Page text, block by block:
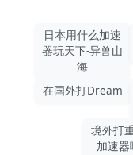
日本用什么加速
器玩天下-异兽山
海
在国外打Dream
境外打
加速